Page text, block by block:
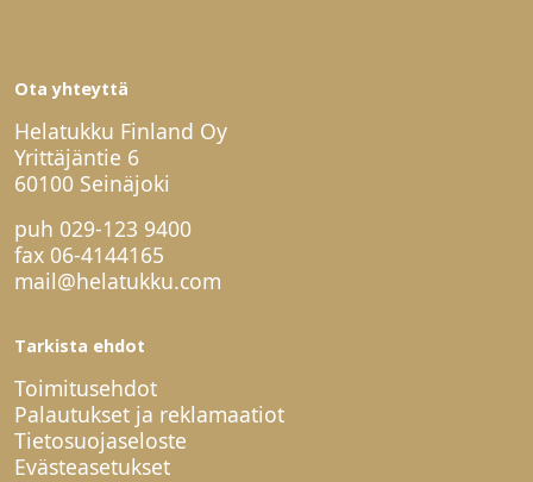
Ota yhteyttä
Helatukku Finland Oy
Yrittäjäntie 6
60100 Seinäjoki
puh 029-123 9400
fax 06-4144165
mail@helatukku.com
Tarkista ehdot
Toimitusehdot
Palautukset ja reklamaatiot
Tietosuojaseloste
Evästeasetukset